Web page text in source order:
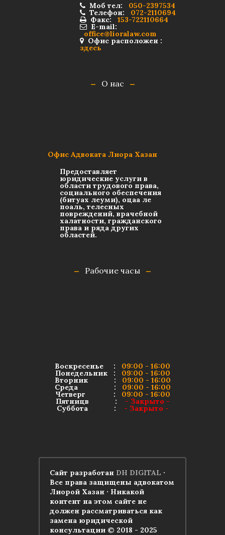
Моб тел:
050-2397534
Телефон: 072-2110694
Факс: 153-722110664
E-mail:
office@lioralaw.com
Офис расположен :
здесь
О нас
Офис Адвоката Лиора Хазан
Предоставляет
юридические услуги в
области трудового права,
социального обеспечения
(битуах леуми), оцаа ле
поаль, телесных
повреждений, врачебной
халатности, гражданского
права и ряда других
областей.
Рабочие часы
Воскресенье : 09:00 - 16:00
Понедельник : 09:00 - 16:00
Вторник : 09:00 - 16:00
Среда : 09:00 - 16:00
Четверг : 09:00 - 16:00
Пятницв : - Закрыто -
Суббота : - Закрыто -
Сайт разработан DH DIGITAL ·
Все права защищены адвокатом
Лиорой Хазан · Никакой
контент на этом сайте не
должен рассматриваться как
замена юридической
консультации © 2018 - 2025